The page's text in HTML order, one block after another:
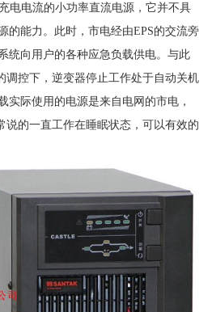
电电流的小功率直流电源，它并不具
的能力。此时，市电经由EPS的交流旁
统向用户的各种应急负载供电。与此
调控下，逆变器停止工作处于自动关机
实际使用的电源是来自电网的市电，
说的一直工作在睡眠状态，可以有效的